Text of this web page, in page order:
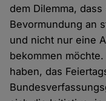
dem Dilemma,
Bevormundung an
und nicht nur eine
bekommen
haben, das